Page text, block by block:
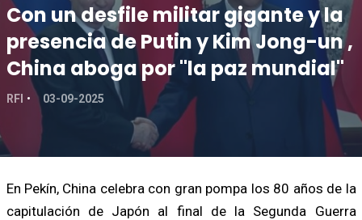
Con un desfile militar gigante y la
presencia de Putin y Kim Jong-un ,
China aboga por "la paz mundial"
RFI 03-09-2025
En Pekín, China celebra con gran pompa los 80 años de la
capitulación de Japón al final de la Segunda Guerra